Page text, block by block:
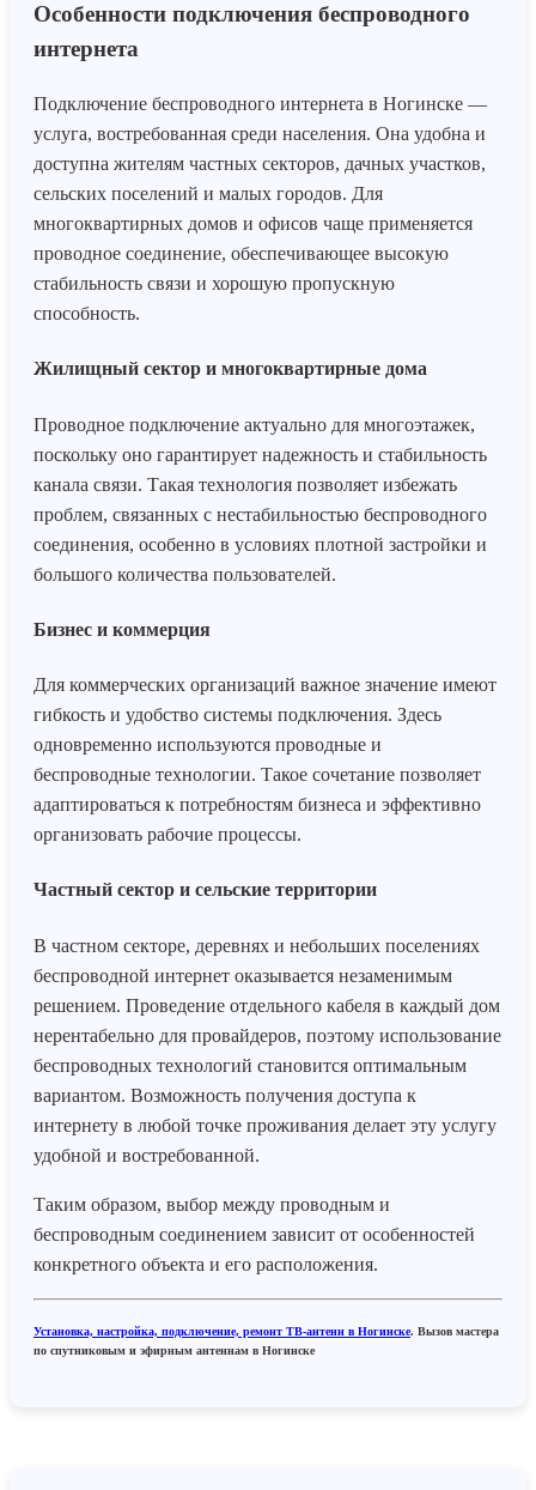
Особенности подключения беспроводного
интернета
Подключение беспроводного интернета в Ногинске —
услуга, востребованная среди населения. Она удобна и
доступна жителям частных секторов, дачных участков,
сельских поселений и малых городов. Для
многоквартирных домов и офисов чаще применяется
проводное соединение, обеспечивающее высокую
стабильность связи и хорошую пропускную
способность.
Жилищный сектор и многоквартирные дома
Проводное подключение актуально для многоэтажек,
поскольку оно гарантирует надежность и стабильность
канала связи. Такая технология позволяет избежать
проблем, связанных с нестабильностью беспроводного
соединения, особенно в условиях плотной застройки и
большого количества пользователей.
Бизнес и коммерция
Для коммерческих организаций важное значение имеют
гибкость и удобство системы подключения. Здесь
одновременно используются проводные и
беспроводные технологии. Такое сочетание позволяет
адаптироваться к потребностям бизнеса и эффективно
организовать рабочие процессы.
Частный сектор и сельские территории
В частном секторе, деревнях и небольших поселениях
беспроводной интернет оказывается незаменимым
решением. Проведение отдельного кабеля в каждый дом
нерентабельно для провайдеров, поэтому использование
беспроводных технологий становится оптимальным
вариантом. Возможность получения доступа к
интернету в любой точке проживания делает эту услугу
удобной и востребованной.
Таким образом, выбор между проводным и
беспроводным соединением зависит от особенностей
конкретного объекта и его расположения.
Установка, настройка, подключение, ремонт ТВ-антенн в Ногинске. Вызов мастера
по спутниковым и эфирным антеннам в Ногинске